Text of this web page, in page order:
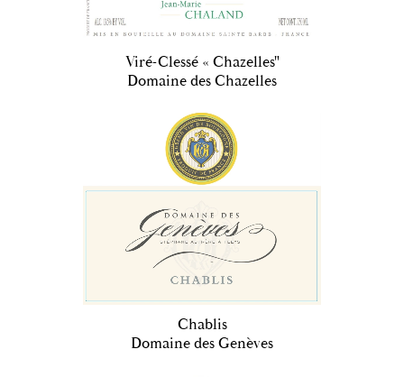
Viré-Clessé « Chazelles"
Domaine des Chazelles
Chablis
Domaine des Genèves